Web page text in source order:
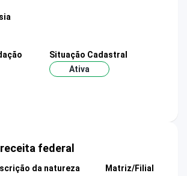
Situação Cadastral
Ativa
federal
da natureza
Matriz/Filial